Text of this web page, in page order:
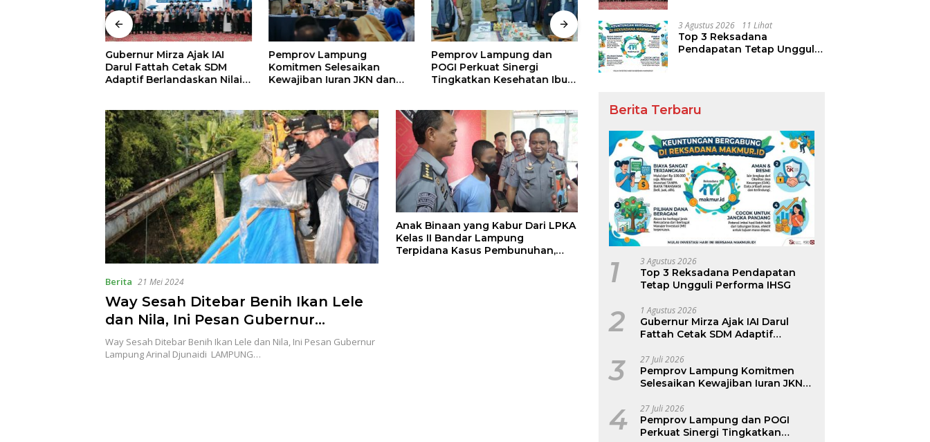
Gubernur Mirza Ajak IAI
Darul Fattah Cetak SDM
Adaptif Berlandaskan Nilai
Pemprov Lampung
Komitmen Selesaikan
Kewajiban Iuran JKN dan
Kesehatan
Pemprov Lampung dan
POGI Perkuat Sinergi
Tingkatkan Kesehatan Ibu
Sektor UMKM Halal yang
Punya Potensi Pasar Paling
Tour Korea Selatan untuk
Berita 21 Mei 2024
Way Sesah Ditebar Benih Ikan Lele
dan Nila, Ini Pesan Gubernur
Lampung Arinal Djunaidi
Way Sesah Ditebar Benih Ikan Lele dan Nila, Ini Pesan Gubernur
Lampung Arinal Djunaidi LAMPUNG…
Anak Binaan yang Kabur Dari LPKA
Kelas II Bandar Lampung
Terpidana Kasus Pembunuhan,
3 Agustus 2026 11 Lihat
Top 3 Reksadana
Pendapatan Tetap Ungguli
Berita Terbaru
1 3 Agustus 2026
Top 3 Reksadana Pendapatan
Tetap Ungguli Performa IHSG
2 1 Agustus 2026
Gubernur Mirza Ajak IAI Darul
Fattah Cetak SDM Adaptif
3 27 Juli 2026
Pemprov Lampung Komitmen
Selesaikan Kewajiban Iuran JKN
Kepesertaan BPJS Kesehatan
4 27 Juli 2026
Pemprov Lampung dan POGI
Perkuat Sinergi Tingkatkan